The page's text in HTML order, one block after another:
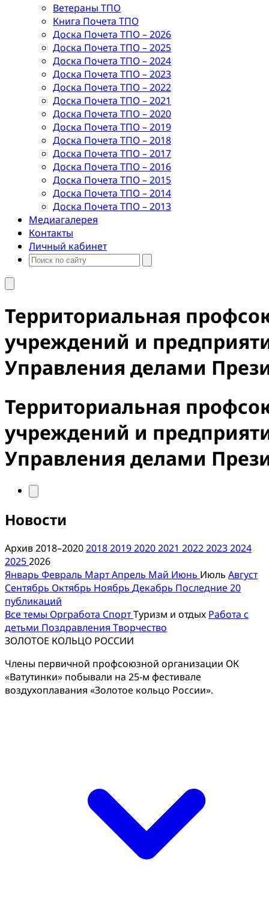
Ветераны ТПО
Книга Почета ТПО
Доска Почета ТПО – 2026
Доска Почета ТПО – 2025
Доска Почета ТПО – 2024
Доска Почета ТПО – 2023
Доска Почета ТПО – 2022
Доска Почета ТПО – 2021
Доска Почета ТПО – 2020
Доска Почета ТПО – 2019
Доска Почета ТПО – 2018
Доска Почета ТПО – 2017
Доска Почета ТПО – 2016
Доска Почета ТПО – 2015
Доска Почета ТПО – 2014
Доска Почета ТПО – 2013
Медиагалерея
Контакты
Личный кабинет
Территориальная
учреждений и
Управления делами
Территориальная
учреждений и
Управления делами
Новости
Архив 2018–20202018201920202021 202220232024
20252026
Январь Февраль МартАпрель Май Июнь Июль Август
Сентябрь Октябрь Ноябрь Декабрь Последние 20
публикаций
Все темы Оргработа СпортТуризм и отдых Работа с
детьми Поздравления Творчество
ЗОЛОТОЕ КОЛЬЦО РОССИИ
Члены первичной профсоюзной организации ОК
«Ватутинки» побывали на 25-м фестивале
воздухоплавания «Золотое кольцо России».